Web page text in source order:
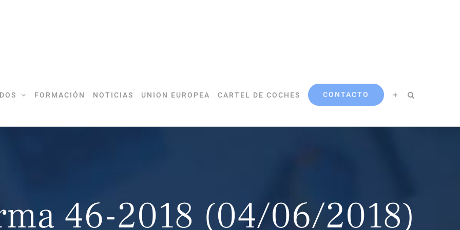
FORMACIÓN NOTICIAS UNION EUROPEA CARTEL DE COCHES CONTACTO
46-2018 (04/06/2018)